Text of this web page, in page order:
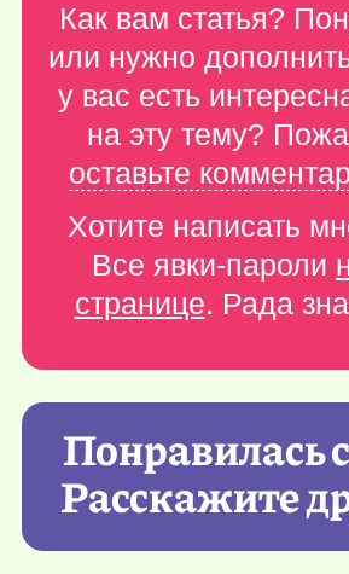
Как вам статья?
или нужно
у вас есть
на эту тему?
оставьте
Хотите написать
Все явки-пароли
странице. Рада
Понравилась
Расскажите